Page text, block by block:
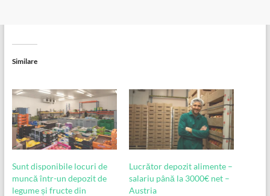
Similare
Sunt disponibile locuri de
muncă într-un depozit de
legume și fructe din
Lucrător depozit alimente –
salariu până la 3000€ net –
Austria